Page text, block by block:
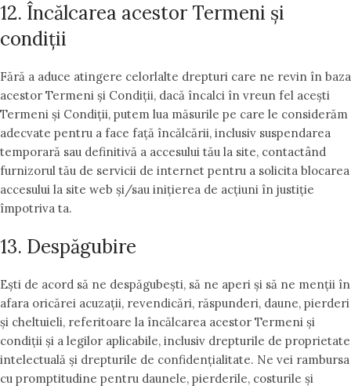
12. Încălcarea acestor Termeni și
condiții
Fără a aduce atingere celorlalte drepturi care ne revin în baza
acestor Termeni și Condiții, dacă încalci în vreun fel acești
Termeni și Condiții, putem lua măsurile pe care le considerăm
adecvate pentru a face față încălcării, inclusiv suspendarea
temporară sau definitivă a accesului tău la site, contactând
furnizorul tău de servicii de internet pentru a solicita blocarea
accesului la site web și/sau inițierea de acțiuni în justiție
împotriva ta.
13. Despăgubire
Ești de acord să ne despăgubești, să ne aperi și să ne menții în
afara oricărei acuzații, revendicări, răspunderi, daune, pierderi
și cheltuieli, referitoare la încălcarea acestor Termeni și
condiții și a legilor aplicabile, inclusiv drepturile de proprietate
intelectuală și drepturile de confidențialitate. Ne vei rambursa
cu promptitudine pentru daunele, pierderile, costurile și